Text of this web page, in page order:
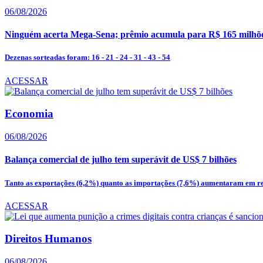
06/08/2026
Ninguém acerta Mega-Sena; prêmio acumula para R$ 165
Dezenas sorteadas foram: 16 - 21 - 24 - 31 - 43 - 54
ACESSAR
Economia
06/08/2026
Balança comercial de julho tem superávit de US$ 7 bilhões
Tanto as exportações (6,2%) quanto as importações (7,6%) aumentaram em
ACESSAR
Direitos Humanos